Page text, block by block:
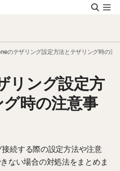
検
索
のテザリング設定方法とテザリング時の注
リング設定方
時の注意事
続する際の設定方法や注意
ない場合の対処法をまとめま